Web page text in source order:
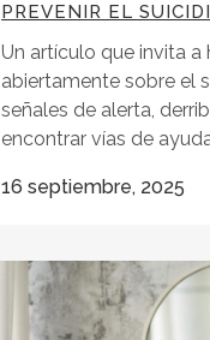
PREVENIR EL
Un artículo que invita a
abiertamente sobre el
señales de alerta,
encontrar vías de
16 septiembre, 2025